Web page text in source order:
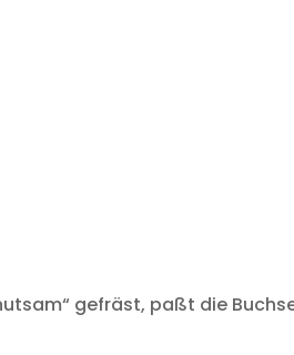
gefräst, paßt die